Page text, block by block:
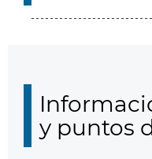
y puntos